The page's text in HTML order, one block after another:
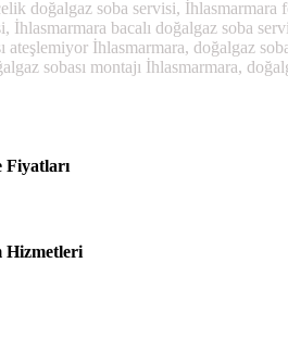
doğalgaz soba servisi,
İhlasmarmara bacalı doğalgaz soba
ateşlemiyor İhlasmarmara, doğalgaz
sobası montajı İhlasmarmara,
Fiyatları
Hizmetleri